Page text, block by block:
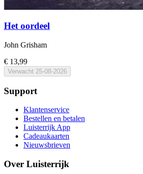
Het oordeel
John Grisham
€ 13,99
Verwacht 25-08-2026
Support
Klantenservice
Bestellen en betalen
Luisterrijk App
Cadeaukaarten
Nieuwsbrieven
Over Luisterrijk